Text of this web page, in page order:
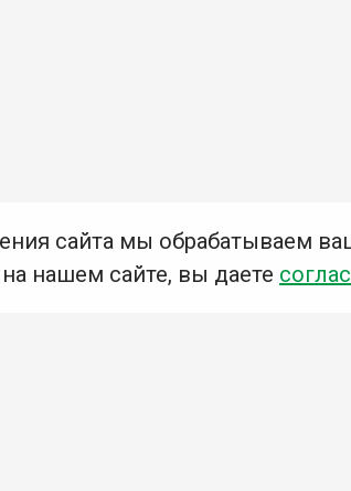
сайта мы обрабатываем
нашем сайте, вы даете